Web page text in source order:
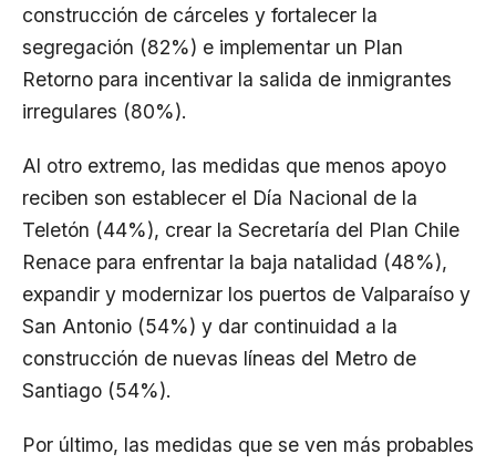
construcción de cárceles y fortalecer la
segregación (82%) e implementar un Plan
Retorno para incentivar la salida de inmigrantes
irregulares (80%).
Al otro extremo, las medidas que menos apoyo
reciben son establecer el Día Nacional de la
Teletón (44%), crear la Secretaría del Plan Chile
Renace para enfrentar la baja natalidad (48%),
expandir y modernizar los puertos de Valparaíso y
San Antonio (54%) y dar continuidad a la
construcción de nuevas líneas del Metro de
Santiago (54%).
Por último, las medidas que se ven más probables